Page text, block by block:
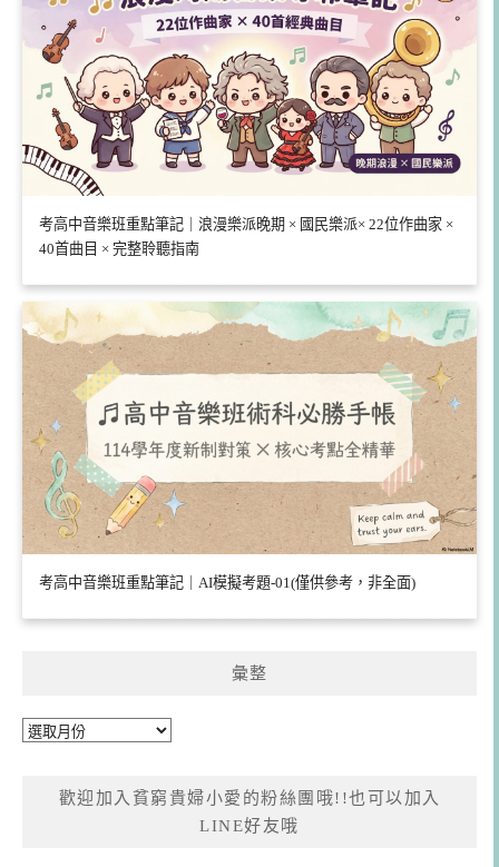
考高中音樂班重點筆記｜浪漫樂派晚期 × 國民樂派× 22位作曲家 ×
40首曲目 × 完整聆聽指南
考高中音樂班重點筆記｜AI模擬考題-01(僅供參考，非全面)
彙整
彙
歡迎加入貧窮貴婦小愛的粉絲團哦!!也可以加入
LINE好友哦